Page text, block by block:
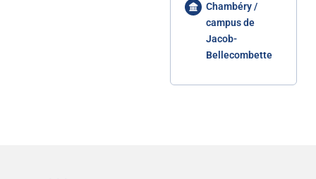
Chambéry /
campus de
Jacob-
Bellecombette